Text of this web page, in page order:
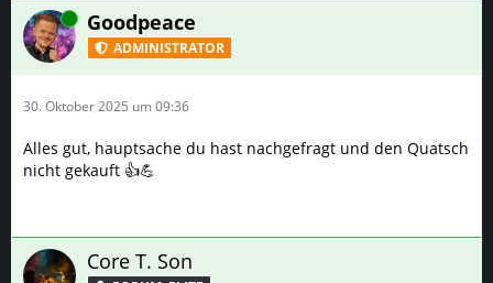
Online Goodpeace
ADMINISTRATOR
30. Oktober 2025 um 09:36
Alles gut, hauptsache du hast nachgefragt und den Quatsch
nicht gekauft 👍💪
Core T. Son